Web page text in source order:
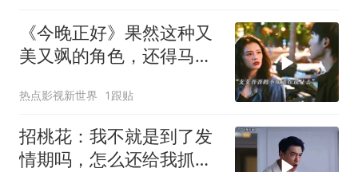
《今晚正好》果然这种又
美又飒的角色，还得马思
热点影视新世界 1跟贴
招桃花：我不就是到了发
情期吗，怎么还给我抓到